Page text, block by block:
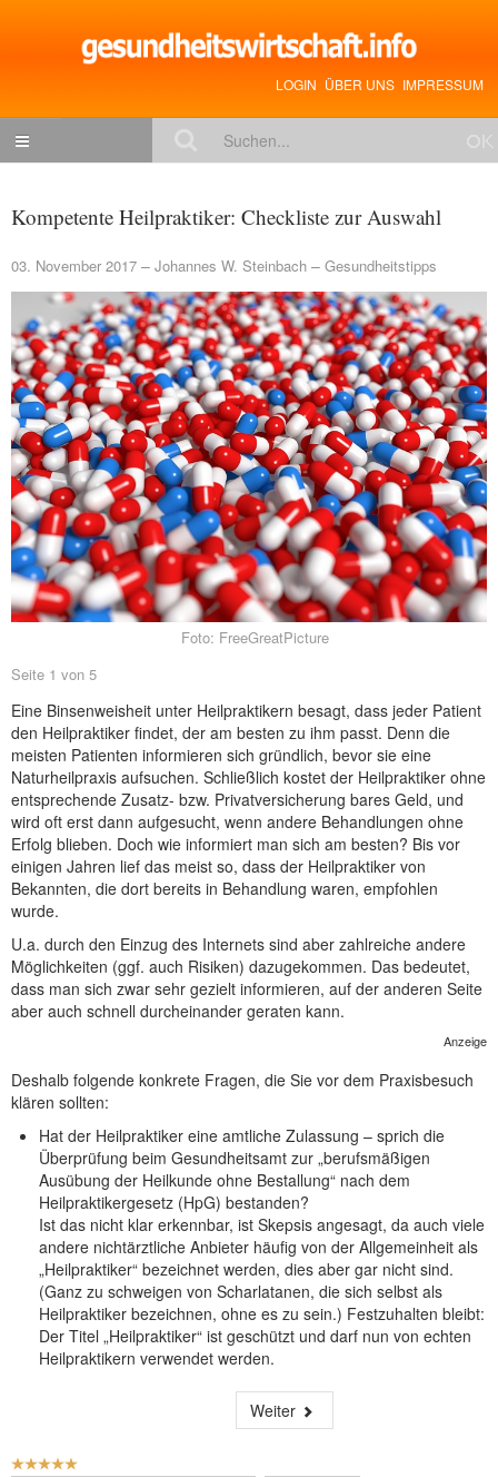
LOGIN ÜBER UNS IMPRESSUM
Gesundheitspolitik
Zukunftstrends
Management
Medizin & Pharma
Gesundheit
Jobs & Karriere
Mitglieder-Beiträge
NEUER BEITRAG
Kompetente Heilpraktiker: Checkliste zur Auswahl
03. November 2017 Johannes W. Steinbach Gesundheitstipps
Foto: FreeGreatPicture
Seite 1 von 5
Eine Binsenweisheit unter Heilpraktikern besagt, dass jeder Patient
den Heilpraktiker findet, der am besten zu ihm passt. Denn die
meisten Patienten informieren sich gründlich, bevor sie eine
Naturheilpraxis aufsuchen. Schließlich kostet der Heilpraktiker ohne
entsprechende Zusatz- bzw. Privatversicherung bares Geld, und
wird oft erst dann aufgesucht, wenn andere Behandlungen ohne
Erfolg blieben. Doch wie informiert man sich am besten? Bis vor
einigen Jahren lief das meist so, dass der Heilpraktiker von
Bekannten, die dort bereits in Behandlung waren, empfohlen
wurde.
U.a. durch den Einzug des Internets sind aber zahlreiche andere
Möglichkeiten (ggf. auch Risiken) dazugekommen. Das bedeutet,
dass man sich zwar sehr gezielt informieren, auf der anderen Seite
aber auch schnell durcheinander geraten kann.
Anzeige
Deshalb folgende konkrete Fragen, die Sie vor dem Praxisbesuch
klären sollten:
Hat der Heilpraktiker eine amtliche Zulassung – sprich die
Überprüfung beim Gesundheitsamt zur „berufsmäßigen
Ausübung der Heilkunde ohne Bestallung“ nach dem
Heilpraktikergesetz (HpG) bestanden?
Ist das nicht klar erkennbar, ist Skepsis angesagt, da auch viele
andere nichtärztliche Anbieter häufig von der Allgemeinheit als
„Heilpraktiker“ bezeichnet werden, dies aber gar nicht sind.
(Ganz zu schweigen von Scharlatanen, die sich selbst als
Heilpraktiker bezeichnen, ohne es zu sein.) Festzuhalten bleibt:
Der Titel „Heilpraktiker“ ist geschützt und darf nun von echten
Heilpraktikern verwendet werden.
Weiter
BEWERTUNG: